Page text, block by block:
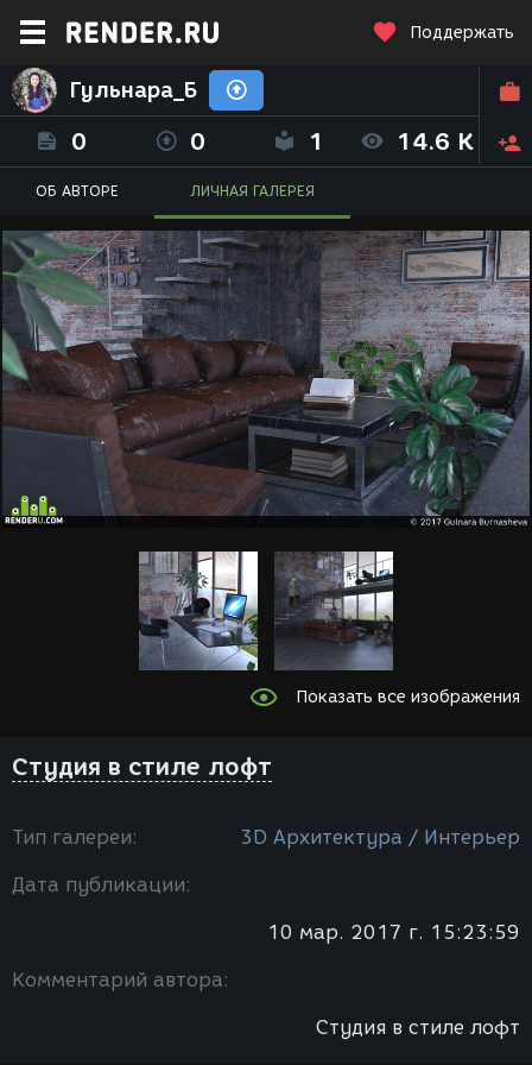
Поддержать
Гульнара_Б
0 0 1 14.6 K
ОБ АВТОРЕ ЛИЧНАЯ ГАЛЕРЕЯ
Показать все изображения
Студия в стиле лофт
Тип галереи: 3D Архитектура / Интерьер
Дата публикации:
10 мар. 2017 г. 15:23:59
Комментарий автора:
Студия в стиле лофт